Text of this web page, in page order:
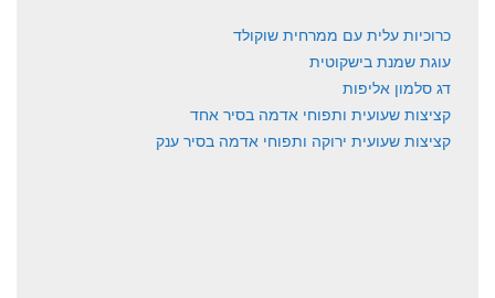
כרוכיות עלית עם ממרחית שוקולד
עוגת שמנת בישקוטית
דג סלמון אליפות
קציצות שעועית ותפוחי אדמה בסיר אחד
קציצות שעועית ירוקה ותפוחי אדמה בסיר ענק